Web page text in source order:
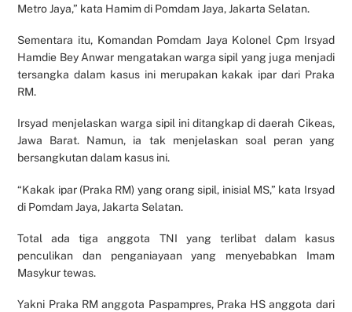
Metro Jaya,” kata Hamim di Pomdam Jaya, Jakarta Selatan.
Sementara itu, Komandan Pomdam Jaya Kolonel Cpm Irsyad
Hamdie Bey Anwar mengatakan warga sipil yang juga menjadi
tersangka dalam kasus ini merupakan kakak ipar dari Praka
RM.
Irsyad menjelaskan warga sipil ini ditangkap di daerah Cikeas,
Jawa Barat. Namun, ia tak menjelaskan soal peran yang
bersangkutan dalam kasus ini.
“Kakak ipar (Praka RM) yang orang sipil, inisial MS,” kata Irsyad
di Pomdam Jaya, Jakarta Selatan.
Total ada tiga anggota TNI yang terlibat dalam kasus
penculikan dan penganiayaan yang menyebabkan Imam
Masykur tewas.
Yakni Praka RM anggota Paspampres, Praka HS anggota dari